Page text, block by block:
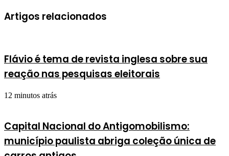
Artigos relacionados
Flávio é tema de revista inglesa sobre sua
reação nas pesquisas eleitorais
12 minutos atrás
Capital Nacional do Antigomobilismo:
município paulista abriga coleção única de